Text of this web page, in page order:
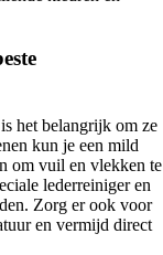
het belangrijk om ze
kun je een mild
om vuil en vlekken te
lederreiniger en
Zorg er ook voor
en vermijd direct